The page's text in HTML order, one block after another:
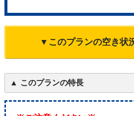
▼このプランの空き状
このプランの特長